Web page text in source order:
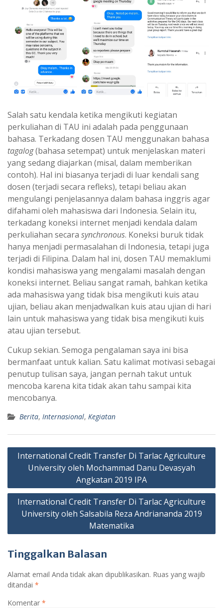
Salah satu kendala ketika mengikuti kegiatan
perkuliahan di TAU ini adalah pada penggunaan
bahasa. Terkadang dosen TAU menggunakan bahasa
tagalog(bahasa setempat) untuk menjelaskan materi
yang sedang diajarkan (misal, dalam memberikan
contoh). Hal ini biasanya terjadi di luar kendali sang
dosen (terjadi secara refleks), tetapi beliau akan
mengulangi penjelasannya dalam bahasa inggris agar
difahami oleh mahasiswa dari Indonesia. Selain itu,
terkadang koneksi internet menjadi kendala dalam
perkuliahan secara synchronous. Koneksi buruk tidak
hanya menjadi permasalahan di Indonesia, tetapi juga
terjadi di Filipina. Dalam hal ini, dosen TAU memaklumi
kondisi mahasiswa yang mengalami masalah dengan
koneksi internet. Beliau sangat ramah, bahkan ketika
ada mahasiswa yang tidak bisa mengikuti kuis atau
ujian, beliau akan menjadwalkan kuis atau ujian di hari
lain untuk mahasiswa yang tidak bisa mengikuti kuis
atau ujian tersebut.
Cukup sekian. Semoga pengalaman saya ini bisa
bermanfaat untuk kalian. Satu kalimat motivasi sebagai
penutup tulisan saya, jangan pernah takut untuk
mencoba karena kita tidak akan tahu sampai kita
mencobanya.
Berita, Internasional, Kegiatan
Navigasi
International Credit Transfer Di Tarlac Agriculture
University oleh Mochammad Danu Devasyah
Angkatan 2019 IPA
International Credit Transfer Di Tarlac Agriculture
University oleh Salsabila Reza Andriananda 2019
Matematika
Tinggalkan Balasan
Alamat email Anda tidak akan dipublikasikan. Ruas yang wajib
ditandai *
Komentar *